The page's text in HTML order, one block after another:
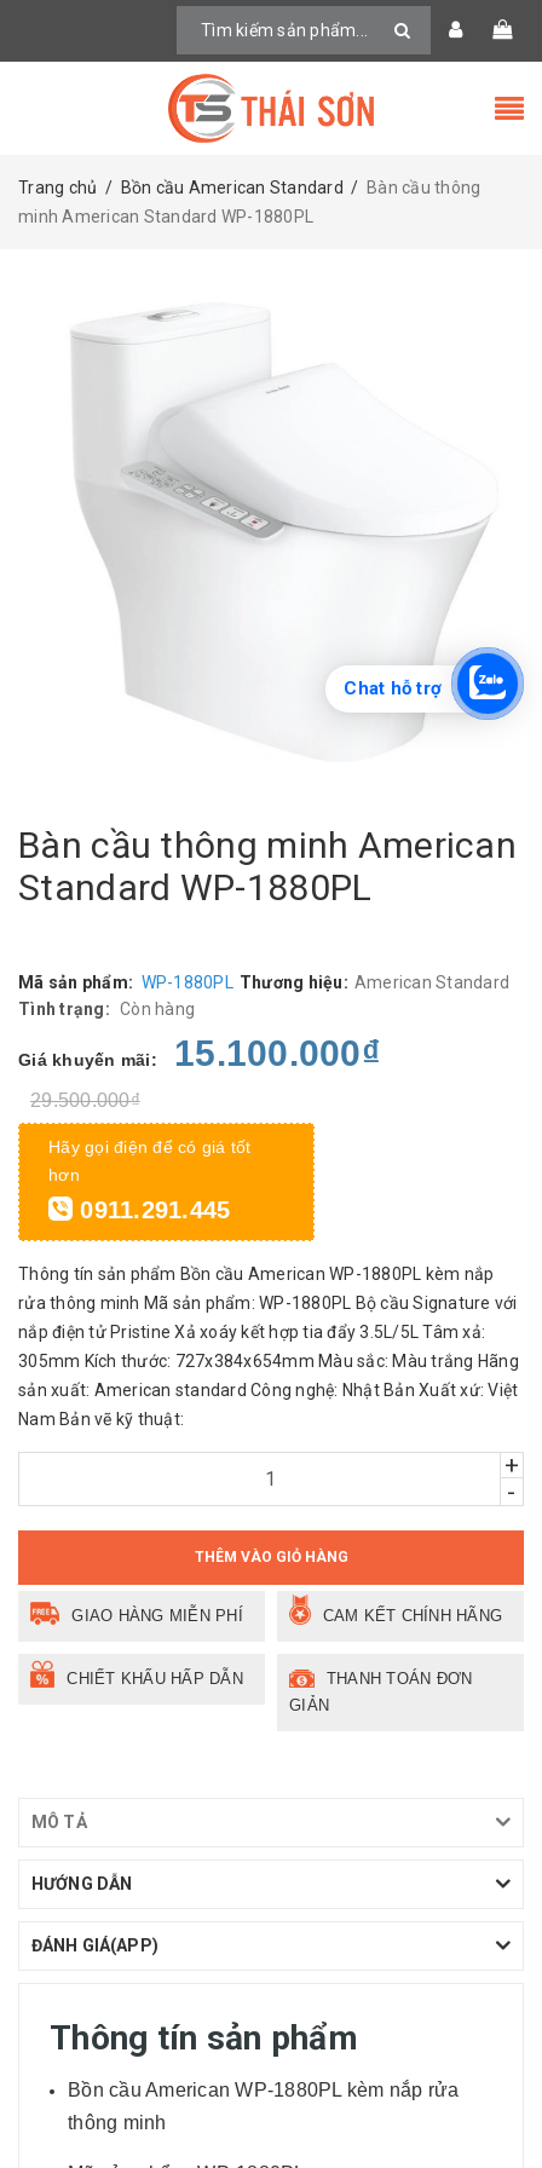
Trang chủ / Bồn cầu American Standard / Bàn cầu thông
minh American Standard WP-1880PL
Bàn cầu thông minh American
Standard WP-1880PL
Mã sản phẩm: WP-1880PL Thương hiệu: American Standard
Tình trạng: Còn hàng
Giá khuyến mãi: 15.100.000₫
29.500.000₫
Hãy gọi điện để có giá tốt
hơn
0911.291.445
Thông tín sản phẩm Bồn cầu American WP-1880PL kèm nắp
rửa thông minh Mã sản phẩm: WP-1880PL Bộ cầu Signature với
nắp điện tử Pristine Xả xoáy kết hợp tia đẩy 3.5L/5L Tâm xả:
305mm Kích thước: 727x384x654mm Màu sắc: Màu trắng Hãng
sản xuất: American standard Công nghệ: Nhật Bản Xuất xứ: Việt
Nam Bản vẽ kỹ thuật:
+
-
THÊM VÀO GIỎ HÀNG
GIAO HÀNG MIỄN PHÍ CAM KẾT CHÍNH HÃNG
CHIẾT KHẤU HẤP DẪN
THANH TOÁN ĐƠN
GIẢN
MÔ TẢ
HƯỚNG DẪN
ĐÁNH GIÁ(APP)
Thông tín sản phẩm
Bồn cầu American WP-1880PL kèm nắp rửa
thông minh
Chat hỗ trợ